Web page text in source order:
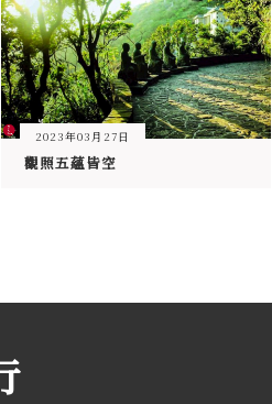
2023年03月27日
觀照五蘊皆空